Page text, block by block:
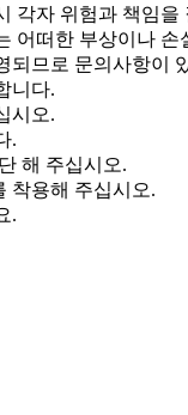
각자 위험과 책임을
어떠한 부상이나
되므로 문의사항이
니다.
시오.
.
해 주십시오.
착용해 주십시오.
.